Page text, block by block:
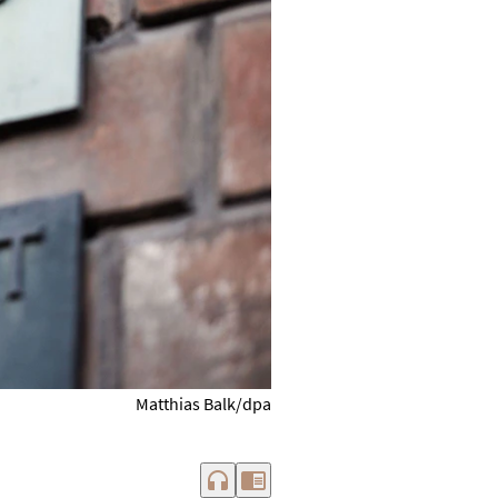
Matthias Balk/dpa
headphones chrome_reader_mode